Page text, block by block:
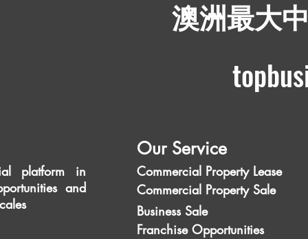
澳洲最大
platform in
and
Our Service
Commercial Property Lease
Commercial Property Sale
Business Sale
Franchise Opportunities